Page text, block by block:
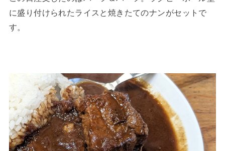
に盛り付けられたライスと焼きたてのナンがセットで
す。